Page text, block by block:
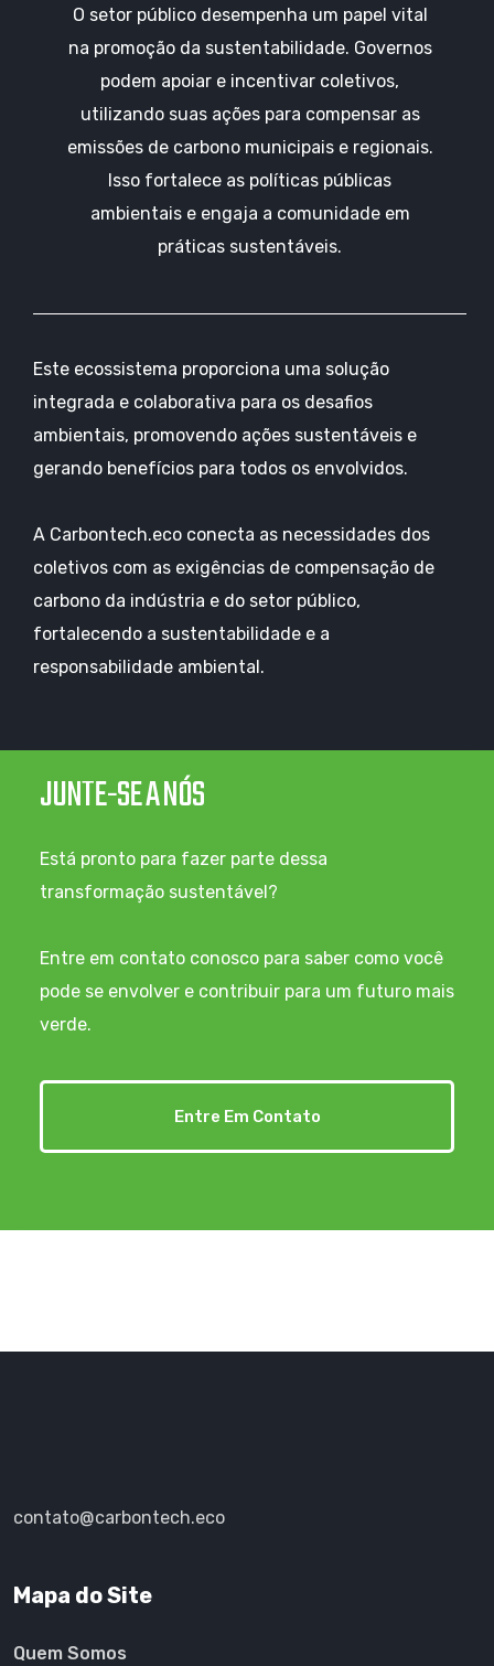
O setor público desempenha um papel vital
na promoção da sustentabilidade. Governos
podem apoiar e incentivar coletivos,
utilizando suas ações para compensar as
emissões de carbono municipais e regionais.
Isso fortalece as políticas públicas
ambientais e engaja a comunidade em
práticas sustentáveis.
Este ecossistema proporciona uma solução
integrada e colaborativa para os desafios
ambientais, promovendo ações sustentáveis e
gerando benefícios para todos os envolvidos.
A Carbontech.eco conecta as necessidades dos
coletivos com as exigências de compensação de
carbono da indústria e do setor público,
fortalecendo a sustentabilidade e a
responsabilidade ambiental.
JUNTE-SE A NÓS
Está pronto para fazer parte dessa
transformação sustentável?
Entre em contato conosco para saber como você
pode se envolver e contribuir para um futuro mais
verde.
Entre Em Contato
contato@carbontech.eco
Mapa do Site
Quem Somos